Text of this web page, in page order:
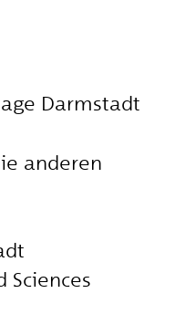
Darmstadt
anderen
Sciences